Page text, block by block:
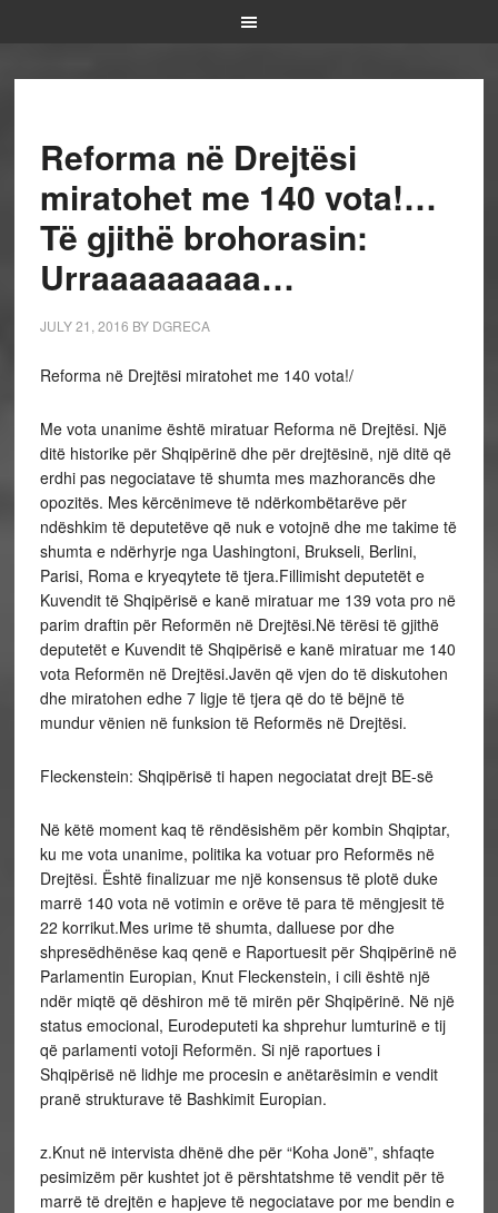
Reforma në Drejtësi
miratohet me 140 vota!…
Të gjithë brohorasin:
Urraaaaaaaaa…
JULY 21, 2016 BY DGRECA
Reforma në Drejtësi miratohet me 140 vota!/
Me vota unanime është miratuar Reforma në Drejtësi. Një
ditë historike për Shqipërinë dhe për drejtësinë, një ditë që
erdhi pas negociatave të shumta mes mazhorancës dhe
opozitës. Mes kërcënimeve të ndërkombëtarëve për
ndëshkim të deputetëve që nuk e votojnë dhe me takime të
shumta e ndërhyrje nga Uashingtoni, Brukseli, Berlini,
Parisi, Roma e kryeqytete të tjera.Fillimisht deputetët e
Kuvendit të Shqipërisë e kanë miratuar me 139 vota pro në
parim draftin për Reformën në Drejtësi.Në tërësi të gjithë
deputetët e Kuvendit të Shqipërisë e kanë miratuar me 140
vota Reformën në Drejtësi.Javën që vjen do të diskutohen
dhe miratohen edhe 7 ligje të tjera që do të bëjnë të
mundur vënien në funksion të Reformës në Drejtësi.
Fleckenstein: Shqipërisë ti hapen negociatat drejt BE-së
Në këtë moment kaq të rëndësishëm për kombin Shqiptar,
ku me vota unanime, politika ka votuar pro Reformës në
Drejtësi. Është finalizuar me një konsensus të plotë duke
marrë 140 vota në votimin e orëve të para të mëngjesit të
22 korrikut.Mes urime të shumta, dalluese por dhe
shpresëdhënëse kaq qenë e Raportuesit për Shqipërinë në
Parlamentin Europian, Knut Fleckenstein, i cili është një
ndër miqtë që dëshiron më të mirën për Shqipërinë. Në një
status emocional, Eurodeputeti ka shprehur lumturinë e tij
që parlamenti votoji Reformën. Si një raportues i
Shqipërisë në lidhje me procesin e anëtarësimin e vendit
pranë strukturave të Bashkimit Europian.
z.Knut në intervista dhënë dhe për “Koha Jonë”, shfaqte
pesimizëm për kushtet jot ë përshtatshme të vendit për të
marrë të drejtën e hapjeve të negociatave por me bendin e